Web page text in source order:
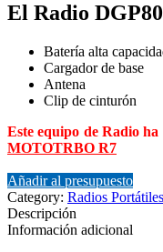
El Radio
Batería alta
Cargador de base
Antena
Clip de cinturón
Este equipo de Radio
MOTOTRBO R7
Añadir al presupuesto
Category: Radios Portátiles
Descripción
Información adicional